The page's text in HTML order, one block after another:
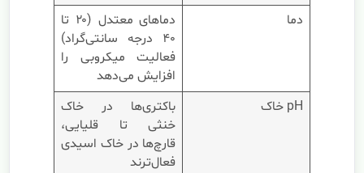
دما
دماهای معتدل (۲۰ تا
۴۰ درجه سانتی‌گراد)
فعالیت میکروبی را
افزایش می‌دهد
pH خاک
باکتری‌ها در خاک
خنثی تا قلیایی،
قارچ‌ها در خاک اسیدی
فعال‌ترند